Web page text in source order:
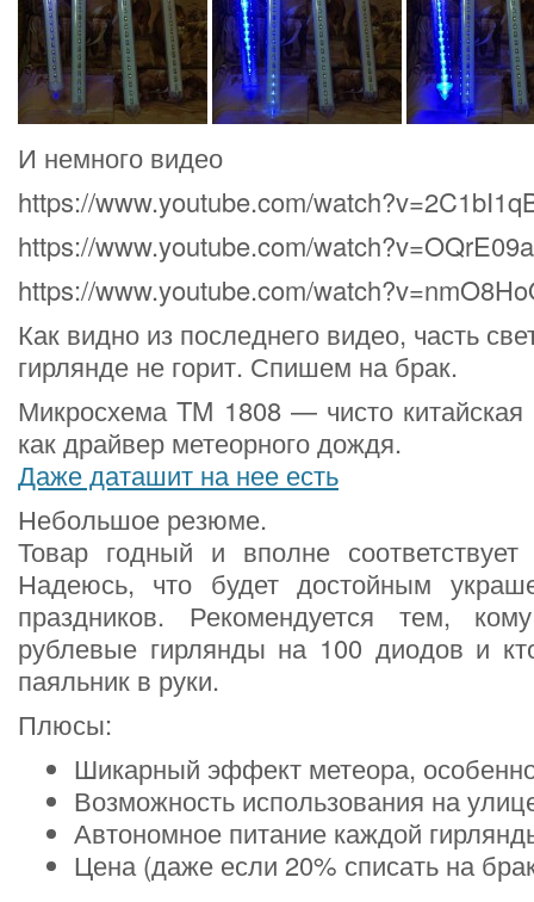
И немного видео
https://www.youtube.com/
https://www.youtube.com/
https://www.youtube.com/
Как видно из последнего видео, часть
гирлянде не горит. Спишем на брак.
Микросхема TM 1808 — чисто
как драйвер метеорного дождя.
Даже даташит на нее есть
Небольшое резюме.
Товар годный и вполне соответствует
Надеюсь, что будет достойным
праздников. Рекомендуется тем,
рублевые гирлянды на 100 диодов и
паяльник в руки.
Плюсы:
Шикарный эффект метеора,
Возможность использования на
Автономное питание каждой
Цена (даже если 20% списать на